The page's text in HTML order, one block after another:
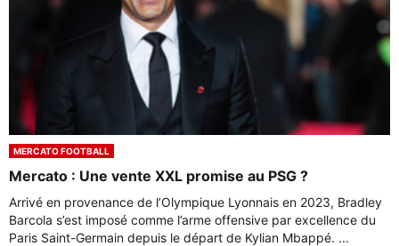
MERCATO FOOTBALL
Mercato : Une vente XXL promise au PSG ?
Arrivé en provenance de l’Olympique Lyonnais en 2023, Bradley
Barcola s’est imposé comme l’arme offensive par excellence du
Paris Saint-Germain depuis le départ de Kylian Mbappé. ...